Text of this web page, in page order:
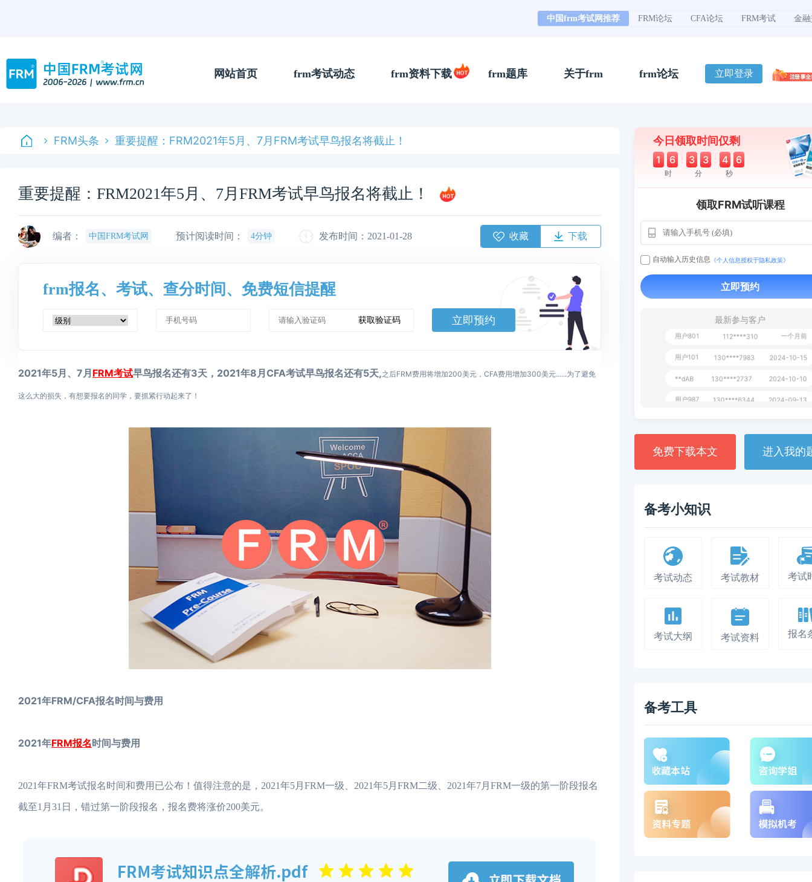
中国frm考试网推荐 FRM论坛 CFA论坛 FRM考试 金
网站首页 frm考试动态 frm资料下载 frm题库 关于frm frm论坛 立即登录
FRM头条 重要提醒：FRM2021年5月、7月FRM考试早鸟报名将截止！
重要提醒：FRM2021年5月、7月FRM考试早鸟报名将截止！
编者： 中国FRM考试网 预计阅读时间： 4分钟 发布时间：2021-01-28 收藏 下载
frm报名、考试、查分时间、免费短信提醒
获取验证码 立即预约
2021年5月、7月 FRM考试早鸟报名还有3天，2021年8月CFA考试早鸟报名还有5天,之后FRM费用将增加200美元，CFA费用增加300美元......为了避免
这么大的损失，有想要报名的同学，要抓紧行动起来了！
2021年FRM/CFA报名时间与费用
2021年FRM报名时间与费用
2021年FRM考试报名时间和费用已公布！值得注意的是，2021年5月FRM一级、2021年5月FRM二级、2021年7月FRM一级的第一阶段报名
截至1月31日，错过第一阶段报名，报名费将涨价200美元。
今日领取时间仅剩
1 6 : 3 3 : 4 5
时 分 秒
领取FRM试听课程
自动输入历史信息 《个人信息授权于隐私政策》
立即预约
最新参与客户
用户163 112****290 1天前
**AoZ 130****8017 1 天前
用户651 127****21 2024-11-19
130****9630
免费下载本文 进入我的
备考小知识
考试动态 考试教材 考试
考试大纲 考试资料 报名
备考工具